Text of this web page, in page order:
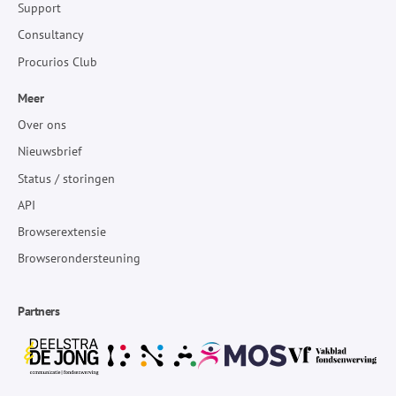
Support
Consultancy
Procurios Club
Meer
Over ons
Nieuwsbrief
Status / storingen
API
Browserextensie
Browserondersteuning
Partners